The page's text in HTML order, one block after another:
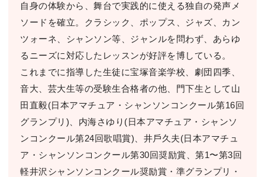
⾃⾝の体験から、舞台で実践的に使える独⾃の発声メ
ソードを確⽴。クラシック、ポップス、ジャズ、カン
ツォーネ、シャンソン等、ジャンルを問わず、あらゆ
るニーズに対応したレッスンが好評を博している。
これまでに指導した⽣徒に宝塚⾳楽学校、劇団四季、
⾳⼤、芸⼤⽣等の受験⽣合格者の他、⾨下⽣として⼭
⽥直毅(⽇本アマチュア・シャンソンコンクール第16回
グランプリ)、内海さゆり(⽇本アマチュア・シャンソ
ンコンクール第24回歌唱賞)、井⼾久夫(⽇本アマチュ
ア・シャンソンコンクール第30回奨励賞、第1〜第3回
軽井沢シャンソンコンクール奨励賞・準グランプリ・